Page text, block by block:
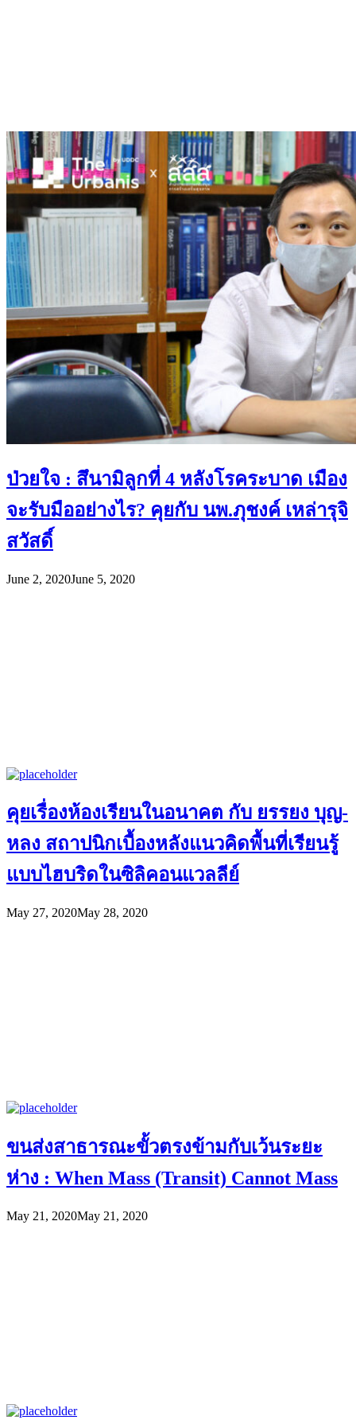
ป่วยใจ : สึนามิลูกที่ 4 หลังโรคระบาด เมือง
จะรับมืออย่างไร? คุยกับ นพ.ภุชงค์ เหล่ารุจิ
สวัสดิ์
June 2, 2020June 5, 2020
คุยเรื่องห้องเรียนในอนาคต กับ ยรรยง บุญ-
หลง สถาปนิกเบื้องหลังแนวคิดพื้นที่เรียนรู้
แบบไฮบริดในซิลิคอนแวลลีย์
May 27, 2020May 28, 2020
ขนส่งสาธารณะขั้วตรงข้ามกับเว้นระยะ
ห่าง : When Mass (Transit) Cannot Mass
May 21, 2020May 21, 2020